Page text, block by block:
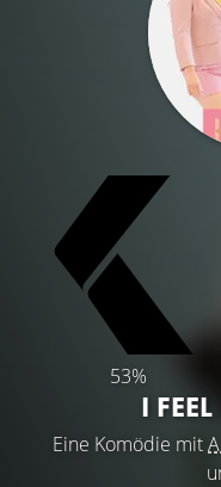
53%
I
Eine Komödie mit